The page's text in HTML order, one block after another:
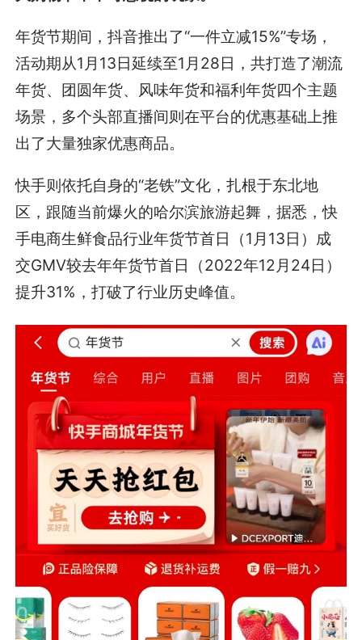
年货节期间，抖音推出了“一件立减15%”专场，
活动期从1月13日延续至1月28日，共打造了潮流
年货、团圆年货、风味年货和福利年货四个主题
场景，多个头部直播间则在平台的优惠基础上推
出了大量独家优惠商品。
快手则依托自身的“老铁”文化，扎根于东北地
区，跟随当前爆火的哈尔滨旅游起舞，据悉，快
手电商生鲜食品行业年货节首日（1月13日）成
交GMV较去年年货节首日（2022年12月24日）
提升31%，打破了行业历史峰值。